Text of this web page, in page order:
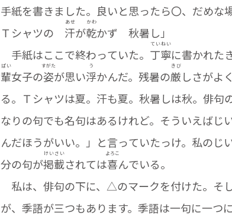
手紙を書きました。良いと思ったら〇、だめな
Ｔシャツの 汗
あせ
が乾
かわ
かず 秋暑し」
手紙はここで終わっていた。 丁
てい
寧
ねい
に書かれた
輩
ぱい
女子の姿
すがた
が思い浮
う
かんだ。残暑の厳
きび
しさがよ
る。Ｔシャツは夏。汗も夏。秋暑しは秋。俳句
なりの句でも名句はあるけれど。そういえばじ
んだほうがいい。」と言っていたっけ。私のじ
分の句が掲
けい
載
さい
されては喜
よろこ
んでいる。
私は、俳句の下に、△のマークを付けた。そ
が、季語が三つもあります。季語は一句に一つ